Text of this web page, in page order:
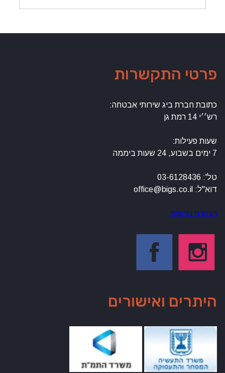
פרטי התקשרות
כתובת חברת ביג שירותי אבטחה:
רש׳׳י 14 רמת גן
שעות פעילות:
7 ימים בשבוע, 24 שעות ביממה
טל': 03-6128436
דוא"ל: office@bigs.co.il
הצהרת נגישות
היתרים ואישורים